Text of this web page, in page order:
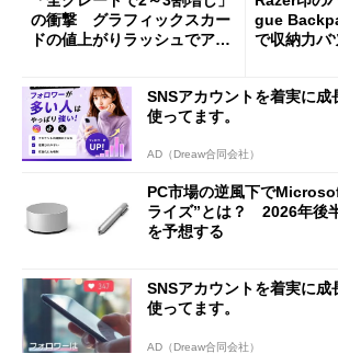
の衝撃 グラフィックスカー
ドの値上がりラッシュでアキ
gue
で収納力
SNSアカウントを着実に成
使ってます。
AD（Dreaw合同会社）
PC市場の逆風下で
ライズ”とは？ 2026年後
を予想する
SNSアカウントを着実に成
使ってます。
AD（Dreaw合同会社）